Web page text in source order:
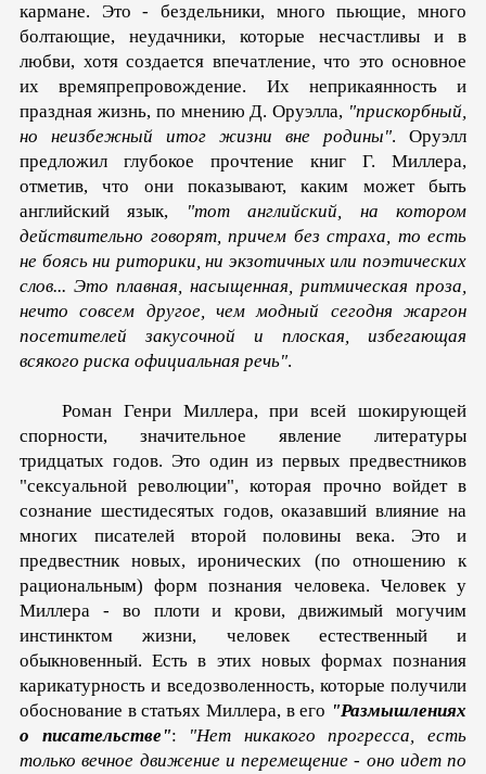
кармане. Это - бездельники, много пьющие, много
болтающие, неудачники, которые несчастливы и в
любви, хотя создается впечатление, что это основное
их времяпрепровождение. Их неприкаянность и
праздная жизнь, по мнению Д. Оруэлла, "прискорбный,
но неизбежный итог жизни вне родины". Оруэлл
предложил глубокое прочтение книг Г. Миллера,
отметив, что они показывают, каким может быть
английский язык,
"тот английский, на котором
действи­тельно говорят, причем без страха, то есть
не боясь ни рито­рики, ни экзотичных или поэтических
слов... Это плавная, насыщенная, ритмическая проза,
нечто совсем другое, чем модный сегодня жаргон
посетителей закусочной и плоская, избегающая
всякого риска официальная речь".
Роман Генри Миллера, при всей шокирующей
спорности, значительное явление литературы
тридцатых годов. Это один из первых предвестников
"сексуальной революции", которая прочно войдет в
сознание шестидесятых годов, оказавший влияние на
многих писателей второй половины века. Это и
предвестник новых, иронических (по отношению к
рацио­нальным) форм познания человека. Человек у
Миллера - во плоти и крови, движимый могучим
инстинктом жизни, человек естественный и
обыкновенный. Есть в этих новых формах познания
карикатурность и все­дозволенность, которые получили
обоснование в статьях Миллера, в его "Размышлениях
о писательстве": "Нет ника­кого прогресса, есть
только вечное движение и перемещение - оно идет по